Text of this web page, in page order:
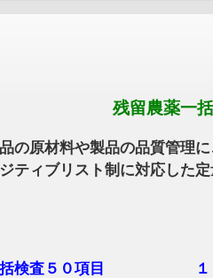
一括分析分
や製品の品質管理にご
ブリス ト制に対応した
０項目 １９，０